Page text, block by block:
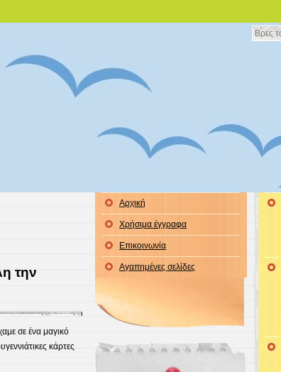
Βρες
την
σε ένα μαγικό
κάρτες
Αρχική
Χρήσιμα έγγραφα
Επικοινωνία
Αγαπημένες σελίδες